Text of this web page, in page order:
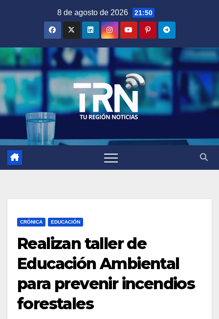
8 de agosto de 2026 21:50
CRÓNICA EDUCACIÓN
Realizan taller de
Educación Ambiental
para prevenir incendios
forestales